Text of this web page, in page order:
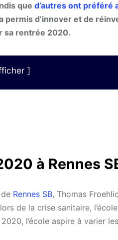
que d’autres ont préféré
permis d’innover et de
sa rentrée 2020.
à Rennes
Rennes SB, Thomas
de la crise sanitaire,
l’école aspire à varier